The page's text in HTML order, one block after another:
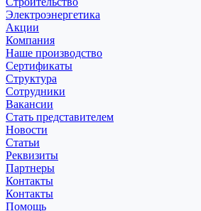
Электроэнергетика
Акции
Компания
Наше производство
Сертификаты
Структура
Сотрудники
Вакансии
Стать представителем
Новости
Статьи
Реквизиты
Партнеры
Контакты
Контакты
Помощь